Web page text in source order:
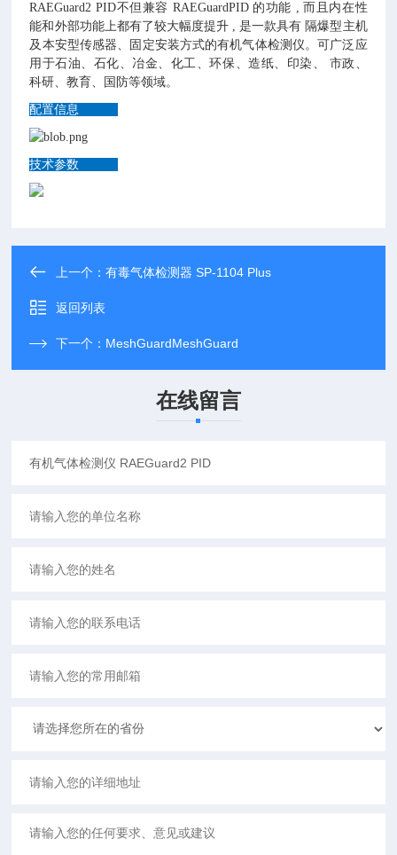
RAEGuard2 PID不但兼容 RAEGuardPID 的功能 , 而且内在性
能和外部功能上都有了较大幅度提升 , 是一款具有 隔爆型主机
及本安型传感器、固定安装方式的有机气体检测仪。可广泛应
用于石油、石化、冶金、化工、环保、造纸、印染、 市政、
科研、教育、国防等领域。
配置信息
技术参数
上一个：有毒气体检测器 SP-1104 Plus
返回列表
下一个： MeshGuardMeshGuard
在线留言